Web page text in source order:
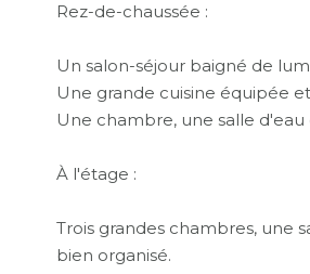
Rez-de-chaussée :
Un salon-séjour baigné de
Une grande cuisine équipée
Une chambre, une salle
À l'étage :
Trois grandes chambres, une
bien organisé.